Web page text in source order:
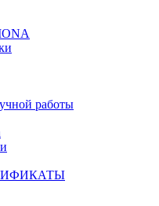
работы